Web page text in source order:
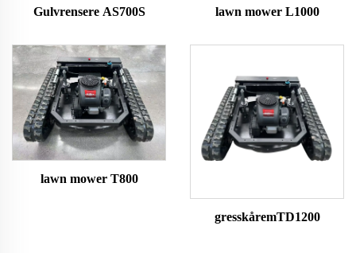
Gulvrensere AS700S lawn mower L1000
lawn mower T800
gresskåremTD1200